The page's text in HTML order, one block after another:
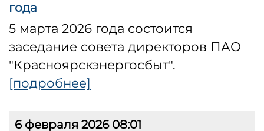
года
5 марта 2026 года состоится
заседание совета директоров ПАО
"Красноярскэнергосбыт".
[подробнее]
6 февраля 2026 08:01